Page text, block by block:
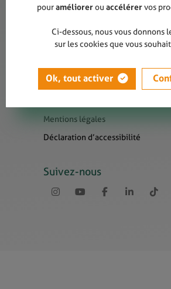
Rapports annuels
Contact
Presse
Liens utiles
Mentions légales
Déclaration d’accessibilité
Suivez-nous
pouraméliorerou accélérervos
Ci-dessous, nous vous donnons
sur les cookies que vous
Ok, tout activer